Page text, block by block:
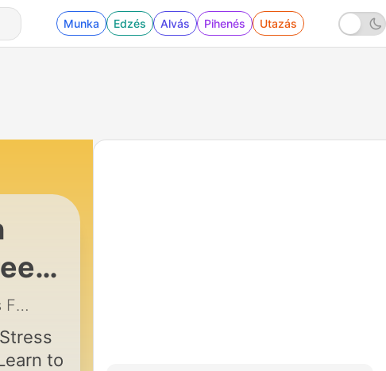
Munka Edzés Alvás Pihenés Utazás
Learn German with Stress Free German
to